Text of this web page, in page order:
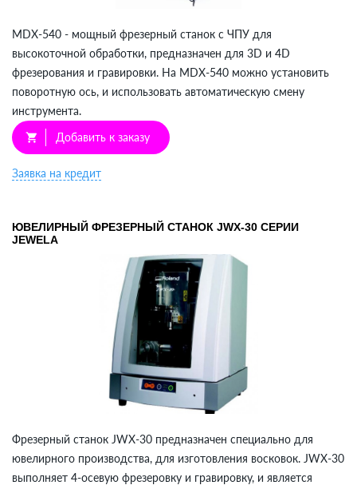
MDX-540 - мощный фрезерный станок с ЧПУ для
высокоточной обработки, предназначен для 3D и 4D
фрезерования и гравировки. На MDX-540 можно установить
поворотную ось, и использовать автоматическую смену
инструмента.
shopping_cart Добавить к заказу
Заявка на кредит
ЮВЕЛИРНЫЙ ФРЕЗЕРНЫЙ СТАНОК JWX-30 СЕРИИ
JEWELA
Фрезерный станок JWX-30 предназначен специально для
ювелирного производства, для изготовления восковок. JWX-30
выполняет 4-осевую фрезеровку и гравировку, и является